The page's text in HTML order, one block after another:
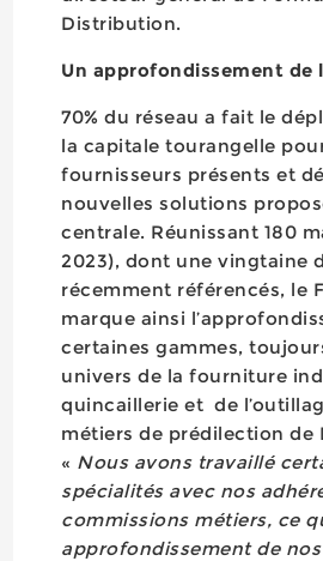
Distribution.
Un approfondissement de
70% du réseau a fait le
la capitale tourangelle
fournisseurs présents et
nouvelles solutions
centrale. Réunissant 180
2023), dont une vingtaine
récemment référencés, le
marque ainsi
certaines gammes,
univers de la fourniture
quincaillerie et de
métiers de prédilection de
« Nous avons travaillé
spécialités avec nos
commissions métiers, ce
approfondissement de